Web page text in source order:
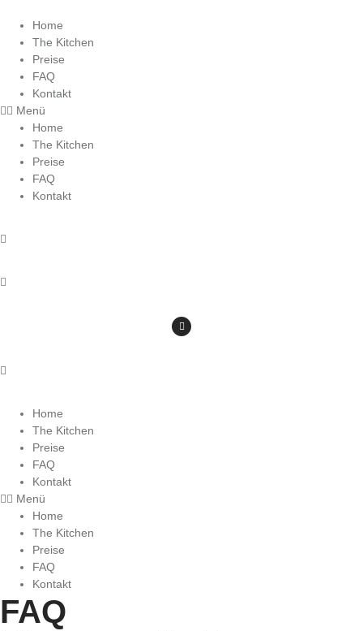
Inhalt
wechseln
Home
The Kitchen
Preise
FAQ
Kontakt
Menü
Home
The Kitchen
Preise
FAQ
Kontakt
Home
The Kitchen
Preise
FAQ
Kontakt
Menü
Home
The Kitchen
Preise
FAQ
Kontakt
FAQ